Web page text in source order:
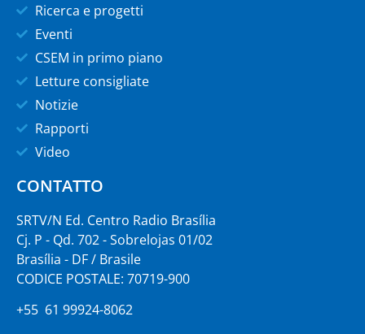
Ricerca e progetti
Eventi
CSEM in primo piano
Letture consigliate
Notizie
Rapporti
Video
CONTATTO
SRTV/N Ed. Centro Radio Brasília
Cj. P - Qd. 702 - Sobrelojas 01/02
Brasília - DF / Brasile
CODICE POSTALE: 70719-900
+55 61 99924-8062